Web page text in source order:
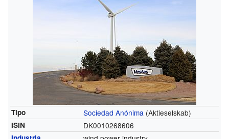
Tipo Sociedad Anónima (Aktieselskab)
ISIN DK0010268606